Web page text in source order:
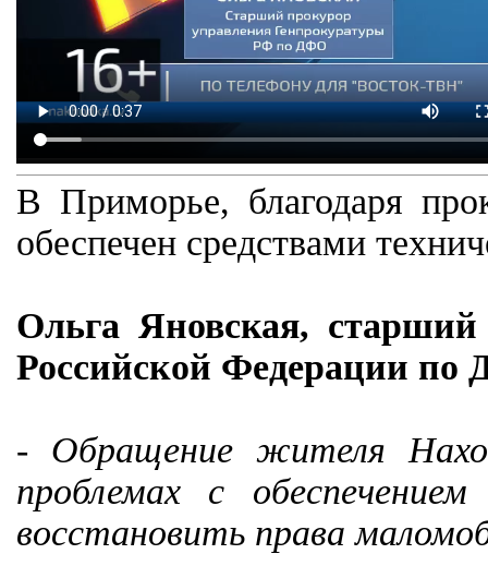
В Приморье, благодаря
обеспечен средствами
Ольга Яновская, cтарший
Российской Федерации по
- Обращение жителя
проблемах с
восстановить права